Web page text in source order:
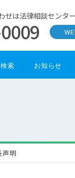
せは法律相談センタ
索 お知らせ
声明